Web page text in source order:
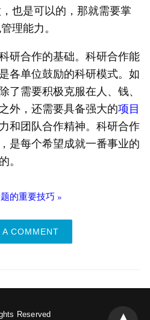
也是可以的，那就需要掌
理能力。
研合作的基础。科研合作能
各单位鼓励的科研模式。如
了需要积极克服在人、钱、
外，还需要具备强大的项目
和团队合作精神。科研合作
是每个希望成就一番事业的
。
的重要技巧 »
A COMMENT
Reserved